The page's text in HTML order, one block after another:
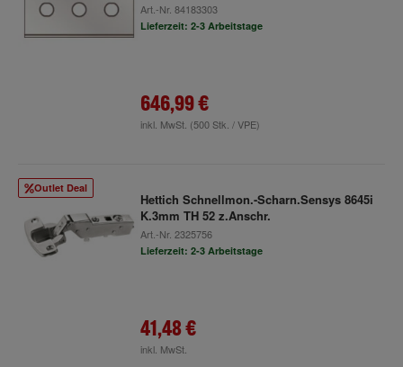
Art.-Nr. 84183303
Lieferzeit: 2-3 Arbeitstage
646,99 €
inkl. MwSt. (500 Stk. / VPE)
Outlet Deal
Hettich Schnellmon.-Scharn.Sensys 8645i
K.3mm TH 52 z.Anschr.
Art.-Nr. 2325756
Lieferzeit: 2-3 Arbeitstage
41,48 €
inkl. MwSt.